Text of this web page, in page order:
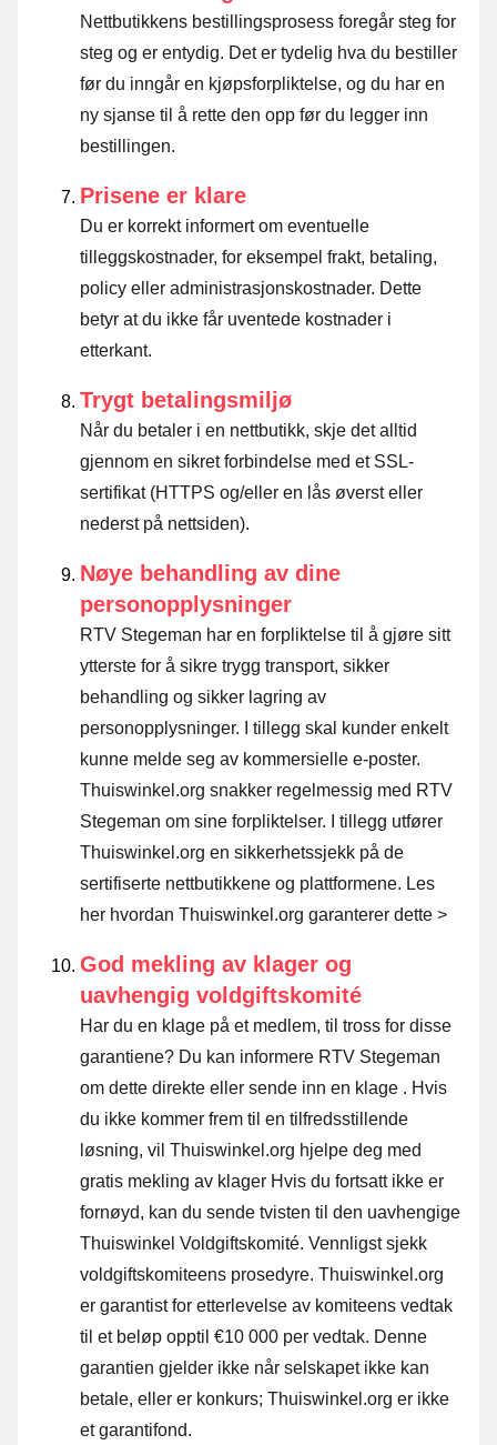
Nettbutikkens bestillingsprosess foregår steg for
steg og er entydig. Det er tydelig hva du bestiller
før du inngår en kjøpsforpliktelse, og du har en
ny sjanse til å rette den opp før du legger inn
bestillingen.
Prisene er klare
Du er korrekt informert om eventuelle
tilleggskostnader, for eksempel frakt, betaling,
policy eller administrasjonskostnader. Dette
betyr at du ikke får uventede kostnader i
etterkant.
Trygt betalingsmiljø
Når du betaler i en nettbutikk, skje det alltid
gjennom en sikret forbindelse med et SSL-
sertifikat (HTTPS og/eller en lås øverst eller
nederst på nettsiden).
Nøye behandling av dine
personopplysninger
RTV Stegeman har en forpliktelse til å gjøre sitt
ytterste for å sikre trygg transport, sikker
behandling og sikker lagring av
personopplysninger. I tillegg skal kunder enkelt
kunne melde seg av kommersielle e-poster.
Thuiswinkel.org snakker regelmessig med RTV
Stegeman om sine forpliktelser. I tillegg utfører
Thuiswinkel.org en sikkerhetssjekk på de
sertifiserte nettbutikkene og plattformene. Les
her hvordan Thuiswinkel.org garanterer dette >
God mekling av klager og
uavhengig voldgiftskomité
Har du en klage på et medlem, til tross for disse
garantiene? Du kan informere RTV Stegeman
om dette direkte eller sende inn en klage . Hvis
du ikke kommer frem til en tilfredsstillende
løsning, vil Thuiswinkel.org hjelpe deg med
gratis mekling av klager Hvis du fortsatt ikke er
fornøyd, kan du sende tvisten til den uavhengige
Thuiswinkel Voldgiftskomité. Vennligst sjekk
voldgiftskomiteens prosedyre. Thuiswinkel.org
er garantist for etterlevelse av komiteens vedtak
til et beløp opptil €10 000 per vedtak. Denne
garantien gjelder ikke når selskapet ikke kan
betale, eller er konkurs; Thuiswinkel.org er ikke
et garantifond.